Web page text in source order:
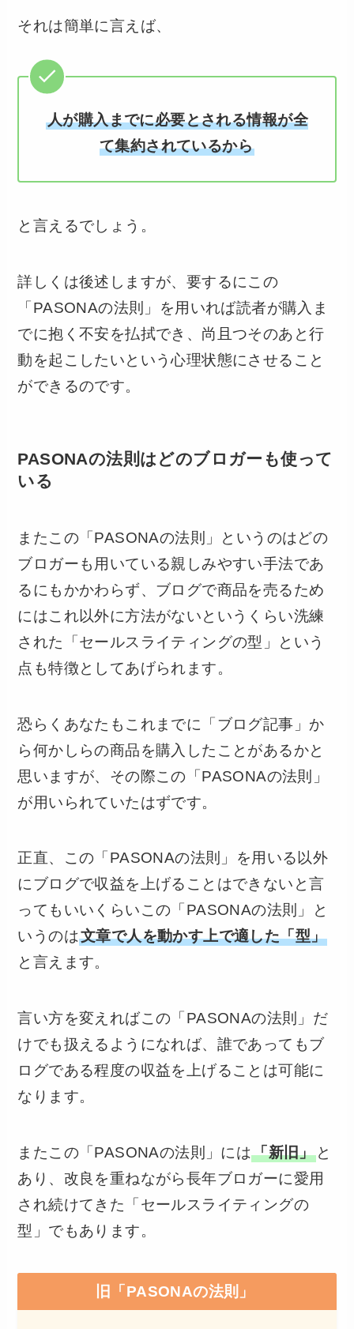
それは簡単に言えば、
人が購入までに必要とされる情報が全
て集約されているから
と言えるでしょう。
詳しくは後述しますが、要するにこの
「PASONAの法則」を用いれば読者が購入ま
でに抱く不安を払拭でき、尚且つそのあと行
動を起こしたいという心理状態にさせること
ができるのです。
PASONAの法則はどのブロガーも使って
いる
またこの「PASONAの法則」というのはどの
ブロガーも用いている親しみやすい手法であ
るにもかかわらず、ブログで商品を売るため
にはこれ以外に方法がないというくらい洗練
された「セールスライティングの型」という
点も特徴としてあげられます。
恐らくあなたもこれまでに「ブログ記事」か
ら何かしらの商品を購入したことがあるかと
思いますが、その際この「PASONAの法則」
が用いられていたはずです。
正直、この「PASONAの法則」を用いる以外
にブログで収益を上げることはできないと言
ってもいいくらいこの「PASONAの法則」と
いうのは文章で人を動かす上で適した「型」
と言えます。
言い方を変えればこの「PASONAの法則」だ
けでも扱えるようになれば、誰であってもブ
ログである程度の収益を上げることは可能に
なります。
またこの「PASONAの法則」には「新旧」と
あり、改良を重ねながら長年ブロガーに愛用
され続けてきた「セールスライティングの
型」でもあります。
旧「PASONAの法則」